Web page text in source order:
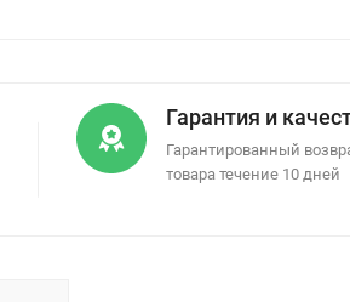
Гарантия и
Гарантированный
товара течение 10 дней